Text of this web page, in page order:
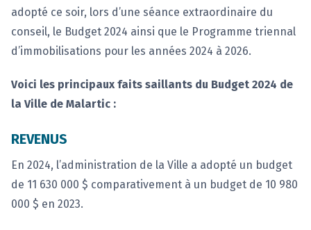
adopté ce soir, lors d’une séance extraordinaire du
conseil, le Budget 2024 ainsi que le Programme triennal
d’immobilisations pour les années 2024 à 2026.
Voici les principaux faits saillants du Budget 2024 de
la Ville de Malartic :
REVENUS
En 2024, l’administration de la Ville a adopté un budget
de 11 630 000 $ comparativement à un budget de 10 980
000 $ en 2023.